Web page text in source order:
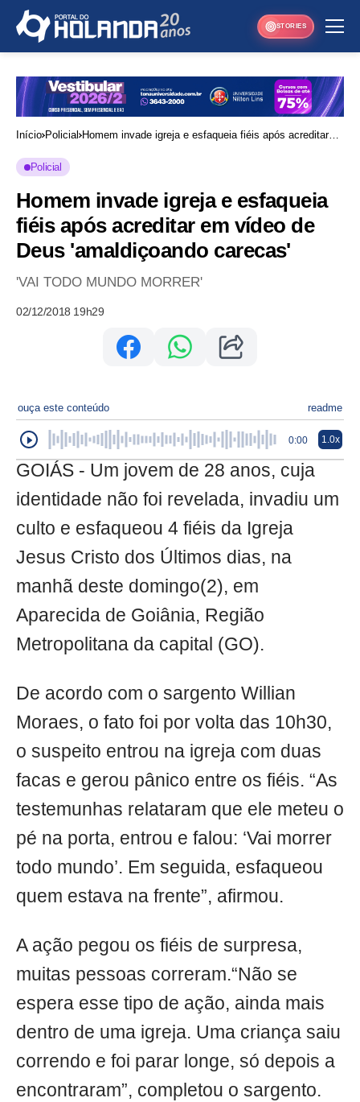
STORIES
Início Policial Homem invade igreja e esfaqueia fiéis após acreditar
Policial
Homem invade igreja e esfaqueia
fiéis após acreditar em vídeo de
Deus 'amaldiçoando carecas'
'VAI TODO MUNDO MORRER'
02/12/2018 19h29
ouça este conteúdo readme
0:00 1.0x
GOIÁS - Um jovem de 28 anos, cuja
identidade não foi revelada, invadiu um
culto e esfaqueou 4 fiéis da Igreja
Jesus Cristo dos Últimos dias, na
manhã deste domingo(2), em
Aparecida de Goiânia, Região
Metropolitana da capital (GO).
De acordo com o sargento Willian
Moraes, o fato foi por volta das 10h30,
o suspeito entrou na igreja com duas
facas e gerou pânico entre os fiéis. “As
testemunhas relataram que ele meteu o
pé na porta, entrou e falou: ‘Vai morrer
todo mundo’. Em seguida, esfaqueou
quem estava na frente”, afirmou.
A ação pegou os fiéis de surpresa,
muitas pessoas correram.“Não se
espera esse tipo de ação, ainda mais
dentro de uma igreja. Uma criança saiu
correndo e foi parar longe, só depois a
encontraram”, completou o sargento.